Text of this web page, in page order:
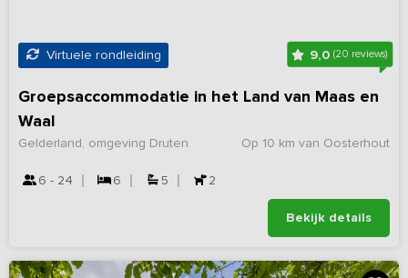
Virtuele rondleiding 9,0 (20 reviews)
Groepsaccommodatie in het Land van Maas en
Waal
Op 10 km van Oosterhout
Gelderland, omgeving Druten
6 - 24 6 5 2
Bekijk details